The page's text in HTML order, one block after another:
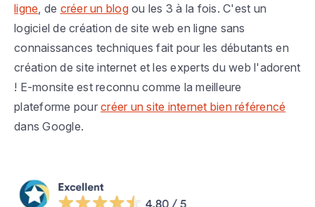
ligne , de créer un blogou les 3 à la fois. C'est un
logiciel de création de site web en ligne sans
connaissances techniques fait pour les débutants en
création de site internet et les experts du web l'adorent
! E-monsite est reconnu comme la meilleure
plateforme pour créer un site internet bien référencé
dans Google.